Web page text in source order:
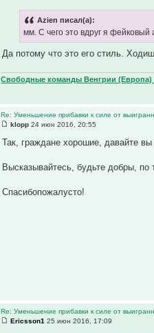
Azien писал(а):
мм. С чего это вдруг я
Да потому что это его стиль.
Свободные команды Венгрии (Европа)
Re: Уменьшение прибавки к силе от
klopp 24 июн 2016, 20:55
Так, граждане хорошие, давайте вы
Высказывайтесь, будьте добры, по
Спасибопожалусто!
Re: Уменьшение прибавки к силе от
Ericsson1 25 июн 2016, 17:09